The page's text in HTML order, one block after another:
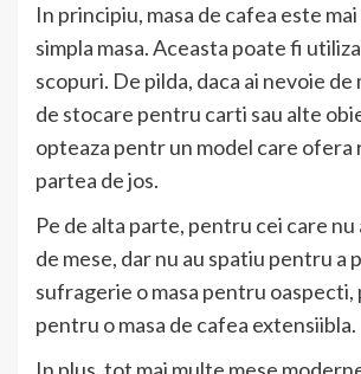
In principiu, masa de cafea este
simpla masa. Aceasta poate fi
scopuri. De pilda, daca ai nevoie de
de stocare pentru carti sau alte
opteaza pentr un model care ofera
partea de jos.
Pe de alta parte, pentru cei care nu
de mese, dar nu au spatiu pentru a
sufragerie o masa pentru oaspecti,
pentru o masa de cafea extensiibla.